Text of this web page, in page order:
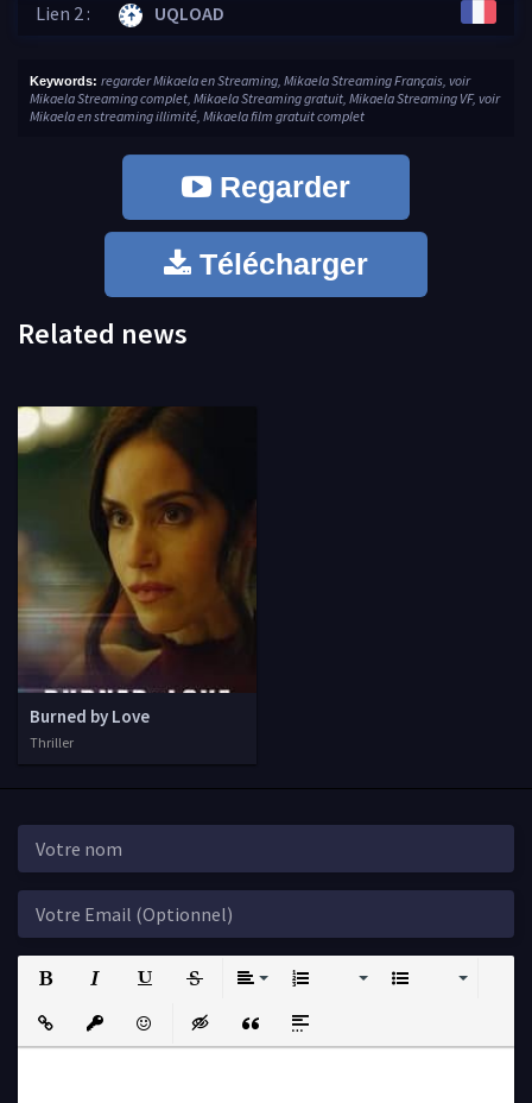
Lien 2 :
UQLOAD
Keywords: regarder Mikaela en Streaming, Mikaela Streaming Français, voir
Mikaela Streaming complet, Mikaela Streaming gratuit, Mikaela Streaming VF, voir
Mikaela en streaming illimité, Mikaela film gratuit complet
Regarder
Télécharger
Related news
Burned by Love
Thriller
Strikethrough
Insert LinkInsert protected link
EmoticonsInsert hidden text
Insert QuoteInsert spoiler